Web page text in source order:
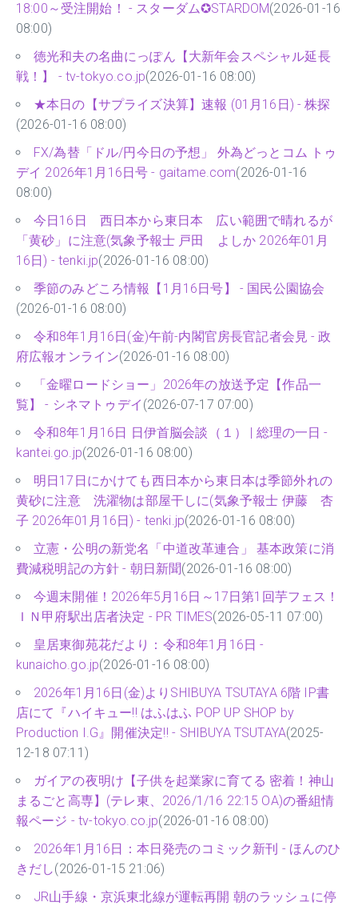
18:00～受注開始！ - スターダム✪STARDOM(2026-01-16
08:00)
徳光和夫の名曲にっぽん【大新年会スペシャル延長
戦！】 - tv-tokyo.co.jp(2026-01-16 08:00)
★本日の【サプライズ決算】速報 (01月16日) - 株探
(2026-01-16 08:00)
FX/為替「ドル/円今日の予想」 外為どっとコム トゥ
デイ 2026年1月16日号 - gaitame.com(2026-01-16
08:00)
今日16日 西日本から東日本 広い範囲で晴れるが
「黄砂」に注意(気象予報士 戸田 よしか 2026年01月
16日) - tenki.jp(2026-01-16 08:00)
季節のみどころ情報【1月16日号】 - 国民公園協会
(2026-01-16 08:00)
令和8年1月16日(金)午前-内閣官房長官記者会見 - 政
府広報オンライン(2026-01-16 08:00)
「金曜ロードショー」2026年の放送予定【作品一
覧】 - シネマトゥデイ (2026-07-17 07:00)
令和8年1月16日 日伊首脳会談（１） | 総理の一日 -
kantei.go.jp(2026-01-16 08:00)
明日17日にかけても西日本から東日本は季節外れの
黄砂に注意 洗濯物は部屋干しに(気象予報士 伊藤 杏
子 2026年01月16日) - tenki.jp(2026-01-16 08:00)
立憲・公明の新党名「中道改革連合」 基本政策に消
費減税明記の方針 - 朝日新聞(2026-01-16 08:00)
今週末開催！2026年5月16日～17日第1回芋フェス！
ＩＮ甲府駅出店者決定 - PR TIMES(2026-05-11 07:00)
皇居東御苑花だより：令和8年1月16日 -
kunaicho.go.jp(2026-01-16 08:00)
2026年1月16日(金)よりSHIBUYA TSUTAYA 6階 IP書
店にて『ハイキュー!! はふはふ POP UP SHOP by
Production I.G』開催決定‼ - SHIBUYA TSUTAYA(2025-
12-18 07:11)
ガイアの夜明け【子供を起業家に育てる 密着！神山
まるごと高専】(テレ東、2026/1/16 22:15 OA)の番組情
報ページ - tv-tokyo.co.jp(2026-01-16 08:00)
2026年1月16日：本日発売のコミック新刊 - ほんのひ
きだし(2026-01-15 21:06)
JR山手線・京浜東北線が運転再開 朝のラッシュに停